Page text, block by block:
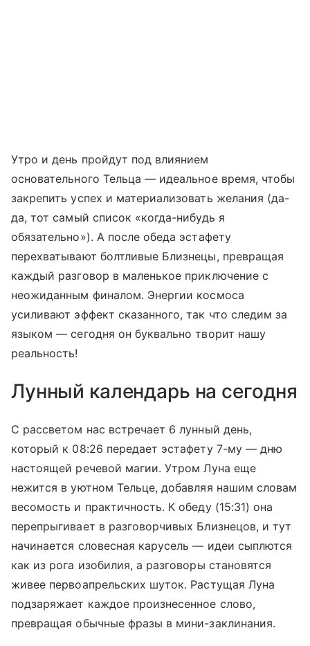
Утро и день пройдут под влиянием
основательного Тельца — идеальное время, чтобы
закрепить успех и материализовать желания (да-
да, тот самый список «когда-нибудь я
обязательно»). А после обеда эстафету
перехватывают болтливые Близнецы, превращая
каждый разговор в маленькое приключение с
неожиданным финалом. Энергии космоса
усиливают эффект сказанного, так что следим за
языком — сегодня он буквально творит нашу
реальность!
Лунный календарь на сегодня
С рассветом нас встречает 6 лунный день,
который к 08:26 передает эстафету 7-му — дню
настоящей речевой магии. Утром Луна еще
нежится в уютном Тельце, добавляя нашим словам
весомость и практичность. К обеду (15:31) она
перепрыгивает в разговорчивых Близнецов, и тут
начинается словесная карусель — идеи сыплются
как из рога изобилия, а разговоры становятся
живее первоапрельских шуток. Растущая Луна
подзаряжает каждое произнесенное слово,
превращая обычные фразы в мини-заклинания.